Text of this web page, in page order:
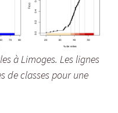
à Limoges. Les lignes
de classes pour une